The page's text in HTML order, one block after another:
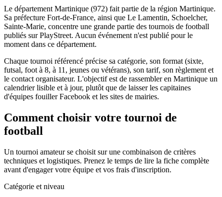
Le département Martinique (972) fait partie de la région Martinique.
Sa préfecture Fort-de-France, ainsi que Le Lamentin, Schoelcher,
Sainte-Marie, concentre une grande partie des tournois de football
publiés sur PlayStreet. Aucun événement n'est publié pour le
moment dans ce département.
Chaque tournoi référencé précise sa catégorie, son format (sixte,
futsal, foot à 8, à 11, jeunes ou vétérans), son tarif, son règlement et
le contact organisateur. L'objectif est de rassembler en Martinique un
calendrier lisible et à jour, plutôt que de laisser les capitaines
d'équipes fouiller Facebook et les sites de mairies.
Comment choisir votre tournoi de
football
Un tournoi amateur se choisit sur une combinaison de critères
techniques et logistiques. Prenez le temps de lire la fiche complète
avant d'engager votre équipe et vos frais d'inscription.
Catégorie et niveau